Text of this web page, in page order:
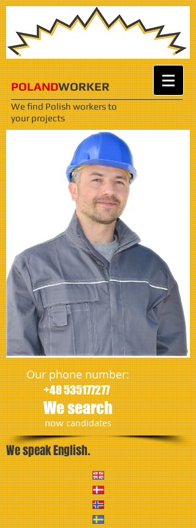
POLANDWORKER
We find Polish workersto
your projects
Our phone number:
+48 535177277
We search
​nowcandidates
We speak English.